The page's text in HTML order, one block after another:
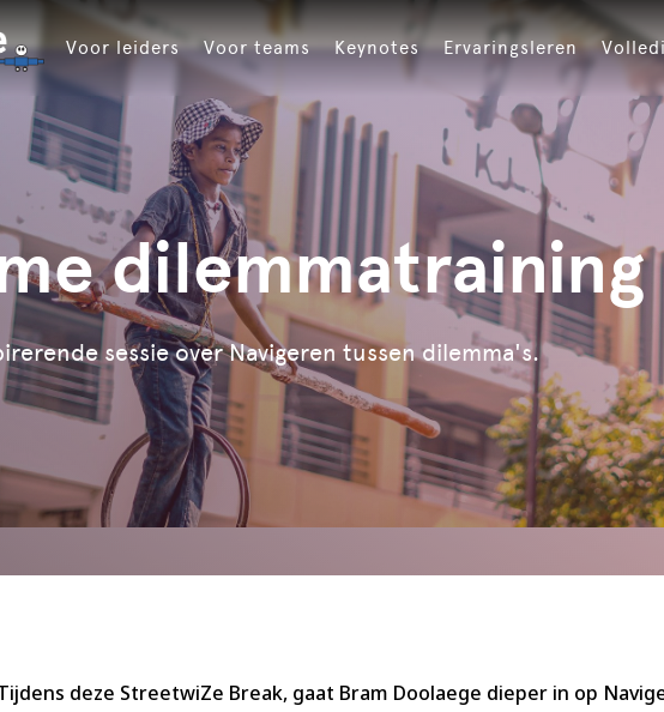
Voor leiders Voor teams Keynotes Ervaringsleren
dilemmatraining
sessie over Navigeren tussen dilemma's.
deze StreetwiZe Break, gaat Bram Doolaege dieper in op